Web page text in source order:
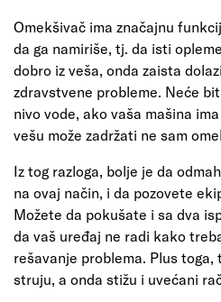
Omekšivač ima značajnu
da ga namiriše, tj. da isti
dobro iz veša, onda zaista
zdravstvene probleme. Neće
nivo vode, ako vaša mašina
vešu može zadržati ne sam
Iz tog razloga, bolje je da
na ovaj način, i da pozovete
Možete da pokušate i sa dva
da vaš uređaj ne radi kako
rešavanje problema. Plus
struju, a onda stižu i uvećani